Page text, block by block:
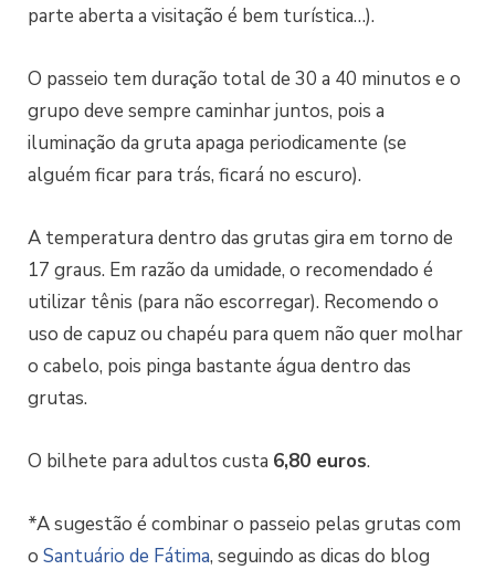
parte aberta a visitação é bem turística…).
O passeio tem duração total de 30 a 40 minutos e o
grupo deve sempre caminhar juntos, pois a
iluminação da gruta apaga periodicamente (se
alguém ficar para trás, ficará no escuro).
A temperatura dentro das grutas gira em torno de
17 graus. Em razão da umidade, o recomendado é
utilizar tênis (para não escorregar). Recomendo o
uso de capuz ou chapéu para quem não quer molhar
o cabelo, pois pinga bastante água dentro das
grutas.
O bilhete para adultos custa 6,80 euros.
*A sugestão é combinar o passeio pelas grutas com
o Santuário de Fátima, seguindo as dicas do blog